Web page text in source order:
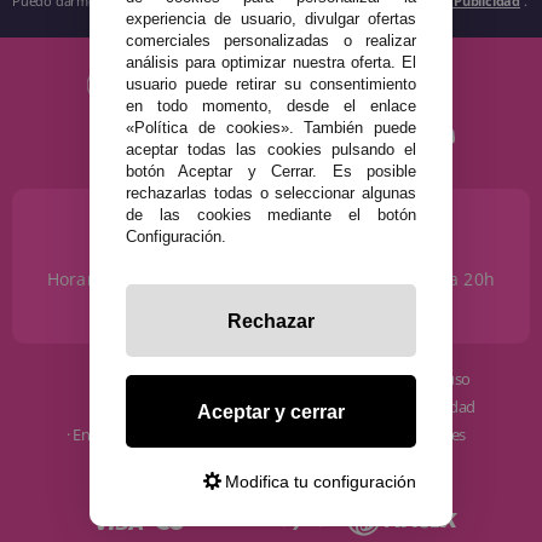
¿NECESITAS AYUDA?
Horario de Lunes a Sábados de 10 a 14h y de 17 a 20h
info@disfracestuyyo.com
· Quiénes somos
· Envíos y Devoluciones
· Condiciones de uso
· Política de privacidad
· Política de cookies
experiencia de usuario, divulgar ofertas
comerciales personalizadas o realizar
análisis para optimizar nuestra oferta. El
usuario puede retirar su consentimiento
en todo momento, desde el enlace
«Política de cookies». También puede
aceptar todas las cookies pulsando el
botón Aceptar y Cerrar. Es posible
rechazarlas todas o seleccionar algunas
de las cookies mediante el botón
Configuración.
Rechazar
Aceptar y cerrar
Modifica tu configuración